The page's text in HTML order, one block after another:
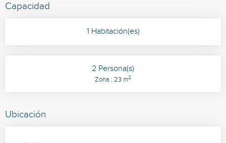
Capacidad
1 Habitación(es)
2 Persona(s)
Zona : 23 m2
Ubicación